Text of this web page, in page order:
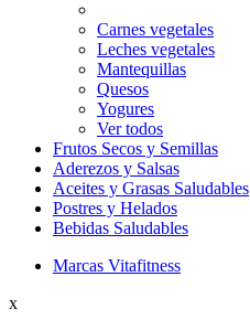
Carnes vegetales
Leches vegetales
Mantequillas
Quesos
Yogures
Ver todos
Frutos Secos y Semillas
Aderezos y Salsas
Aceites y Grasas Saludables
Postres y Helados
Bebidas Saludables
Marcas Vitafitness
x